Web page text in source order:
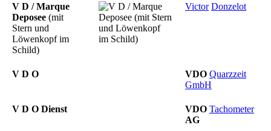
V D / Marque
Deposee (mit
Stern und
Löwenkopf im
Schild)
Victor Donzelot
V D O VDO Quarzzeit
GmbH
V D O Dienst VDO Tachometer
AG